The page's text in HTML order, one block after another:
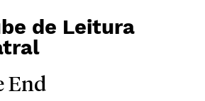
de Leitura
End